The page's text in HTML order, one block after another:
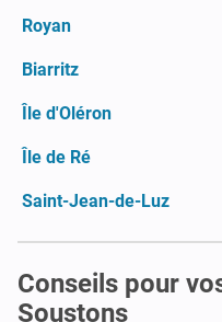
Royan
Biarritz
Île d'Oléron
Île de Ré
Saint-Jean-de-Luz
Conseils pour
Soustons